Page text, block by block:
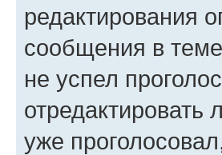
редактирования
сообщения в
не успел
отредактировать
уже